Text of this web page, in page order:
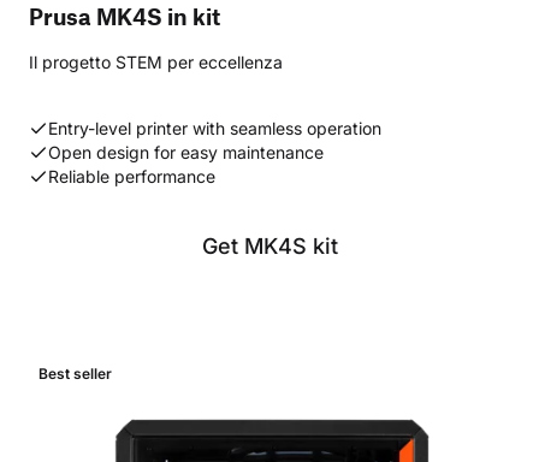
Prusa MK4S in kit
Il progetto STEM per eccellenza
Entry-level printer with seamless operation
Open design for easy maintenance
Reliable performance
Get MK4S kit
Best seller